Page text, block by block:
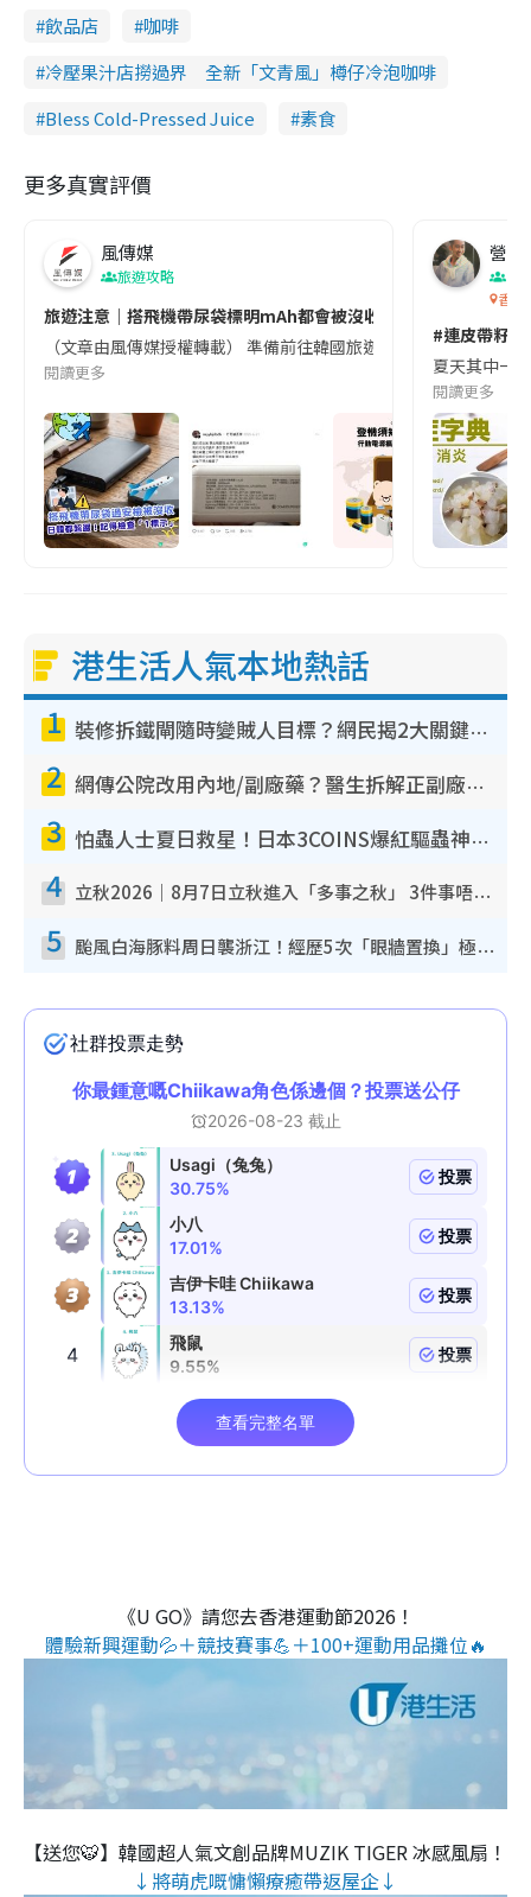
飲品店
咖啡
冷壓果汁店撈過界 全新「文青風」樽仔冷泡咖啡
Bless Cold-Pressed Juice
素食
更多真實評價
風傳媒
旅遊攻略
旅遊注意｜搭飛機帶尿袋標明mAh都會被沒收😱出發前切記檢查
（文章由風傳媒授權轉載） 準備前往韓國旅遊的民眾，近期要
閱讀更多
營養
香港
#連皮帶籽
夏天其中一
閱讀更多
港生活人氣本地熱話
1 裝修拆鐵閘隨時變賊人目標？網民揭2大關鍵用途：裝新式等於白裝？附新舊鐵閘分別
2 網傳公院改用內地/副廠藥？醫生拆解正副廠分別 揭4類人換藥隨時出事
3 怕蟲人士夏日救星！日本3COINS爆紅驅蟲神器$45起 1招「全程免觸碰」輕鬆搞定小強
4 立秋2026｜8月7日立秋進入「多事之秋」 3件事唔做得！專家教6招開運 清枱頭／銀包納氣接好運
5 颱風白海豚料周日襲浙江！經歷5次「眼牆置換」極罕見 成登陸內地最長途颱風
《U GO》請您去香港運動節2026！
體驗新興運動💦＋競技賽事💪＋100+運動用品攤位🔥
【送您🐯】韓國超人氣文創品牌MUZIK TIGER 冰感風扇！
↓將萌虎嘅慵懶療癒帶返屋企↓